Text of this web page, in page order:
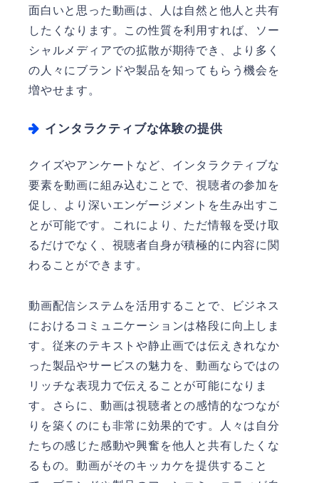
面白いと思った動画は、人は自然と他人と共有
したくなります。この性質を利用すれば、ソー
シャルメディアでの拡散が期待でき、より多く
の人々にブランドや製品を知ってもらう機会を
増やせます。
インタラクティブな体験の提供
クイズやアンケートなど、インタラクティブな
要素を動画に組み込むことで、視聴者の参加を
促し、より深いエンゲージメントを生み出すこ
とが可能です。これにより、ただ情報を受け取
るだけでなく、視聴者自身が積極的に内容に関
わることができます。
動画配信システムを活用することで、ビジネス
におけるコミュニケーションは格段に向上しま
す。従来のテキストや静止画では伝えきれなか
った製品やサービスの魅力を、動画ならではの
リッチな表現力で伝えることが可能になりま
す。さらに、動画は視聴者との感情的なつなが
りを築くのにも非常に効果的です。人々は自分
たちの感じた感動や興奮を他人と共有したくな
るもの。動画がそのキッカケを提供すること